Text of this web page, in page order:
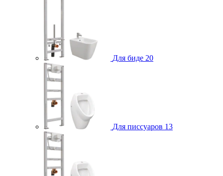
Для биде 20
Для писсуаров 13